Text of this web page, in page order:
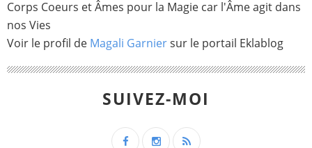
Corps Coeurs et Âmes pour la Magie car l'Âme agit dans
nos Vies
Voir le profil de Magali Garniersur le portail Eklablog
SUIVEZ-MOI